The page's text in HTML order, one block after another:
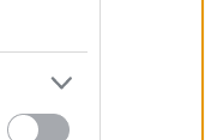
Tovább